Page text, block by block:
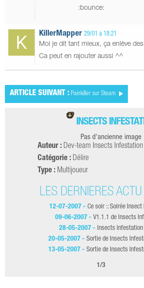
:bounce:
KillerMapper 29/01 à 18:21
Moi je dit tant mieux, ça enlève
Ca peut en rajouter aussi ^^
ARTICLE SUIVANT : Painkiller sur Steam
INSECTS
Pas d'ancienne image
Auteur : Dev-team Insects Infestation
Catégorie : Délire
Type : Multijoueur
LES DERNIÈRES
12-07-2007 - Ce soir :: Soirée
09-06-2007 - V1.1.1 de Insects
28-05-2007 - Insects Infestation
20-05-2007 - Sortie de Insects
13-05-2007 - Sortie de Insects
1 /3